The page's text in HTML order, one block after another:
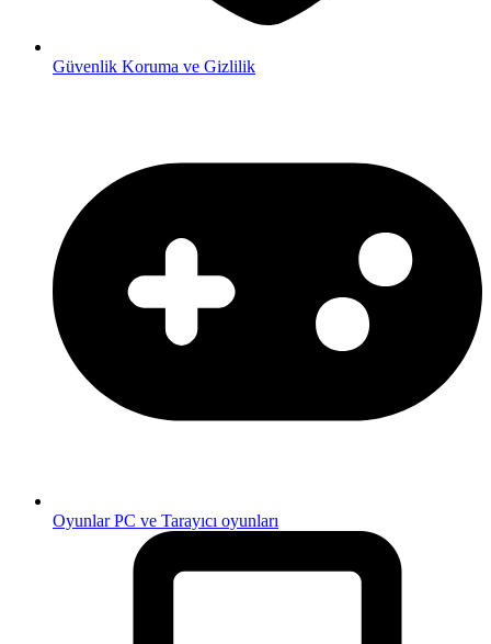
Güvenlik Koruma ve Gizlilik
OyunlarPC ve Tarayıcı oyunları